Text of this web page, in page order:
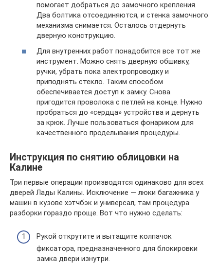
помогает добраться до замочного крепления.
Два болтика отсоединяются, и стенка замочного
механизма снимается. Осталось отдернуть
дверную конструкцию.
Для внутренних работ понадобится все тот же
инструмент. Можно снять дверную обшивку,
ручки, убрать пока электропроводку и
приподнять стекло. Таким способом
обеспечивается доступ к замку. Снова
пригодится проволока с петлей на конце. Нужно
пробраться до «сердца» устройства и дернуть
за крюк. Лучше пользоваться фонариком для
качественного проделывания процедуры.
Инструкция по снятию облицовки на
Калине
Три первые операции производятся одинаково для всех
дверей Лады Калины. Исключение — люки багажника у
машин в кузове хэтчбэк и универсал, там процедура
разборки гораздо проще. Вот что нужно сделать:
Рукой открутите и вытащите колпачок
фиксатора, предназначенного для блокировки
замка двери изнутри.